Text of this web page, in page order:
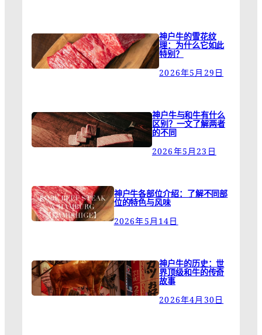
神户牛的雪花纹
理：为什么它如此
特别？
2026年5月29日
神户牛与和牛有什么
区别？一文了解两者
的不同
2026年5月23日
神户牛各部位介绍：了解不同部
位的特色与风味
2026年5月14日
神户牛的历史：世
界顶级和牛的传奇
故事
2026年4月30日